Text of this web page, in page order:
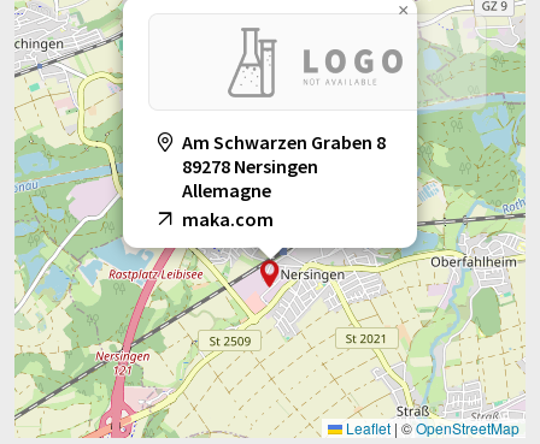
Am Schwarzen Graben 8
89278 Nersingen
Allemagne
maka.com
×
Leaflet | ©OpenStreetMap